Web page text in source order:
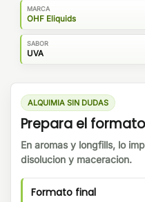
MARCA
OHF Eliquids
SABOR
UVA
ALQUIMIA SIN DUDAS
Prepara el
En aromas y longfills, lo
disolucion y maceracion.
Formato final